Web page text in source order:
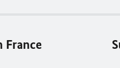
France